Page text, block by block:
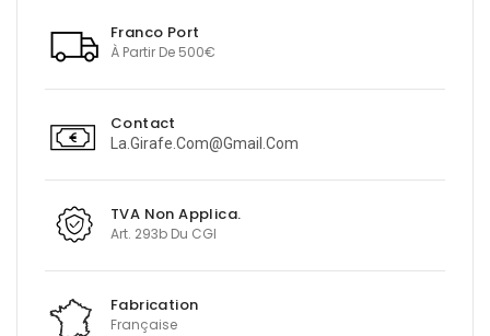
Franco Port
À Partir De 500€
Contact
La.girafe.com@gmail.com
TVA Non Applica.
Art. 293b Du CGI
Fabrication
Française